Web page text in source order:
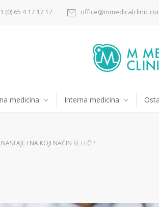
(0) 65 4 17 17 17
medicina Interna medicina
I NA KOJI NAČIN SE LEČI?